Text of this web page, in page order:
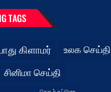
TAGS
கிளாமர் உலக செய்தி
சினிமா செய்தி